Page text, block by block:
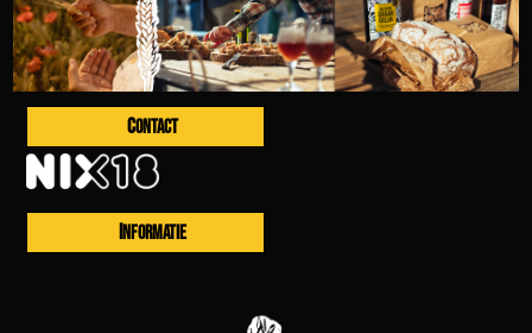
CONTACT
INFORMATIE